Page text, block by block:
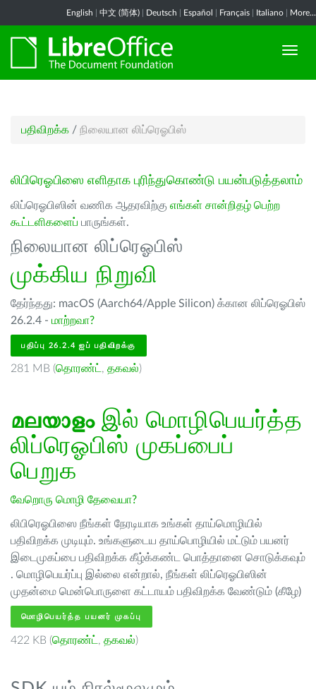
English 中文 (简体) Deutsch Español Français Italiano More...
பதிவிறக்க / நிலையான லிப்ரெஓபிஸ்
லிபிரெஓபிஸை எளிதாக புரிந்துகொண்டு பயன்படுத்தலாம்
லிப்ரெஓபிஸின் வணிக ஆதரவிற்கு எங்கள் சான்றிதழ் பெற்ற
கூட்டளிகளைப் பாருங்கள்.
நிலையான லிப்ரெஓபிஸ்
முக்கிய நிறுவி
தேர்ந்தது: macOS (Aarch64/Apple Silicon) க்கான லிப்ரெஓபிஸ்
26.2.4 - மாற்றவா?
பதிப்பு 26.2.4 ஐப் பதிவிறக்கு
281 MB (தொரண்ட் , தகவல்)
മലയാളംஇல் மொழிபெயர்த்த
லிப்ரெஓபிஸ் முகப்பைப்
பெறுக
வேறொரு மொழி தேவையா?
லிபிரெஓபிஸை நீங்கள் நேரடியாக உங்கள் தாய்மொழியில்
பதிவிறக்க முடியும். உங்களுடைய தாய்பொழியில் மட்டும் பயனர்
இடைமுகப்பை பதிவிறக்க கீழ்க்கண்ட பொத்தானை சொடுக்கவும்
. மொழிபெயர்ப்பு இல்லை என்றால், நீங்கள் லிப்ரெஓபிஸின்
முதன்மை மென்பொருளை கட்டாயம் பதிவிறக்க வேண்டும் (கீழே)
மொழிபெயர்த்த பயனர் முகப்பு
422 KB (தொரண்ட் , தகவல்)